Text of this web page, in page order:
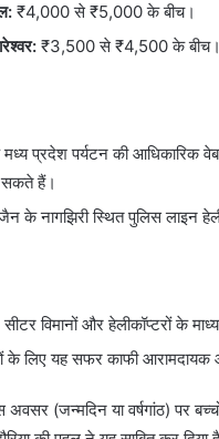
₹4,000 से ₹5,000 के बीच।
₹3,500 से ₹4,500 के बीच।
प्रदेश पर्यटन की आधिकारिक
हैं।
के नागझिरी स्थित पुलिस लाइन
विमानों और हेलीकॉप्टरों के
के लिए यह सफर काफी आरामदायक
(जन्मदिन या वर्षगांठ) पर